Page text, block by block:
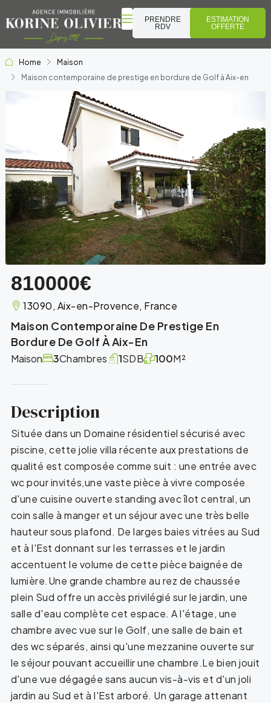
PRENDRE
RDV
ESTIMATION
OFFERTE
Home
Maison
Maison contemporaine de prestige en bordure de Golf à Aix-en
810000€
13090, Aix-en-Provence, France
Maison Contemporaine De Prestige En
Bordure De Golf À Aix-En
Maison Chambres
3 SDB
1 M²
100
Description
Située dans un Domaine résidentiel sécurisé avec
piscine, cette jolie villa récente aux prestations de
qualité est composée comme suit : une entrée avec
wc pour invités,une vaste pièce à vivre composée
d'une cuisine ouverte standing avec îlot central, un
coin salle à manger et un séjour avec une très belle
hauteur sous plafond. De larges baies vitrées au Sud
et à l'Est donnant sur les terrasses et le jardin
accentuent le volume de cette pièce baignée de
lumière.Une grande chambre au rez de chaussée
plein Sud offre un accès privilégié sur le jardin, une
salle d'eau complète cet espace. A l'étage, une
chambre avec vue sur le Golf, une salle de bain et
des wc séparés, ainsi qu'une mezzanine ouverte sur
le séjour pouvant accueillir une chambre.Le bien jouit
d'une vue dégagée sans aucun vis-à-vis et d'un joli
jardin au Sud et à l'Est arboré. Un garage attenant